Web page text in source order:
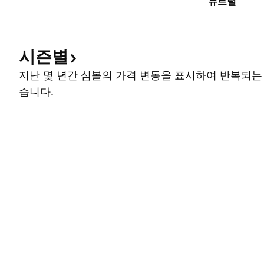
시즌별
지난 몇 년간 심볼의 가격 변동을 표시하여 반복되
습니다.